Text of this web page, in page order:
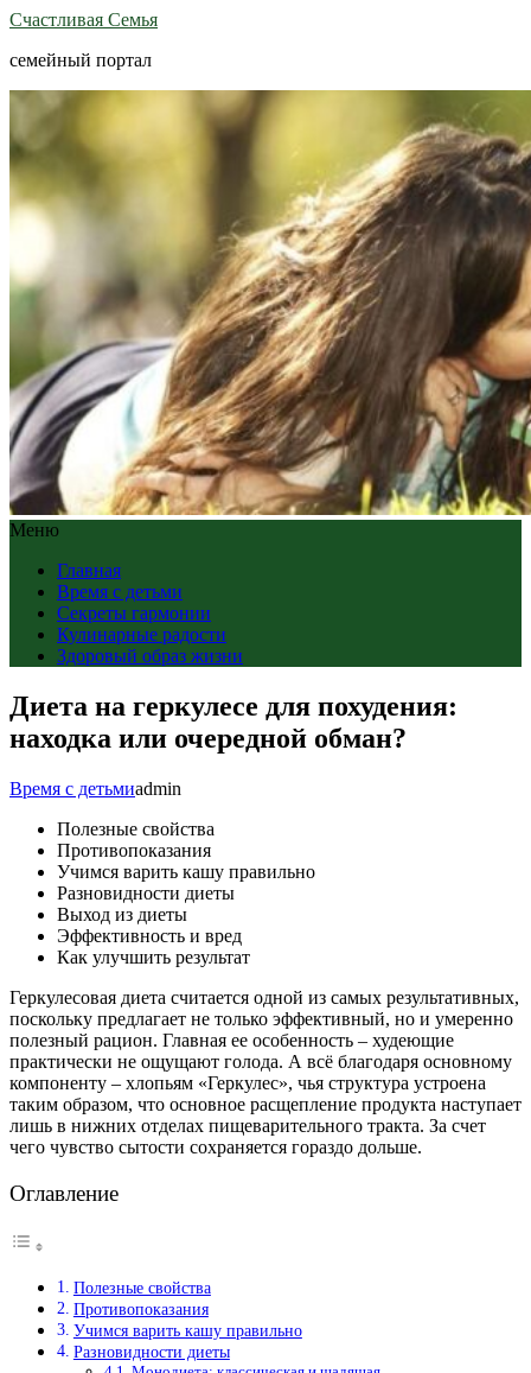
Счастливая Семья
семейный портал
Меню
Главная
Время с детьми
Секреты гармонии
Кулинарные радости
Здоровый образ жизни
Диета на геркулесе для похудения:
находка или очередной обман?
Время с детьмиadmin
Полезные свойства
Противопоказания
Учимся варить кашу правильно
Разновидности диеты
Выход из диеты
Эффективность и вред
Как улучшить результат
Геркулесовая диета считается одной из самых результативных,
поскольку предлагает не только эффективный, но и умеренно
полезный рацион. Главная ее особенность – худеющие
практически не ощущают голода. А всё благодаря основному
компоненту – хлопьям «Геркулес», чья структура устроена
таким образом, что основное расщепление продукта наступает
лишь в нижних отделах пищеварительного тракта. За счет
чего чувство сытости сохраняется гораздо дольше.
Оглавление
Полезные свойства
Противопоказания
Учимся варить кашу правильно
Разновидности диеты